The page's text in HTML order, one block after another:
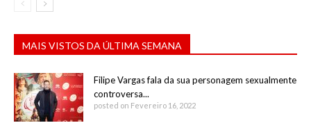
MAIS VISTOS DA ÚLTIMA SEMANA
Filipe Vargas fala da sua personagem sexualmente
controversa...
posted on Fevereiro 16, 2022